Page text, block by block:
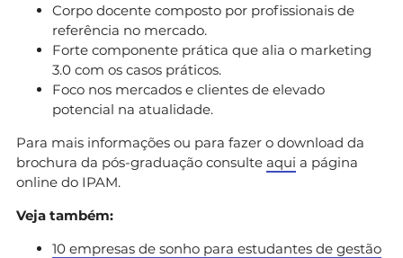
Corpo docente composto por profissionais de
referência no mercado.
Forte componente prática que alia o marketing
3.0 com os casos práticos.
Foco nos mercados e clientes de elevado
potencial na atualidade.
Para mais informações ou para fazer o download da
brochura da pós-graduação consulte aqui a página
online do IPAM.
Veja também:
10 empresas de sonho para estudantes de gestão